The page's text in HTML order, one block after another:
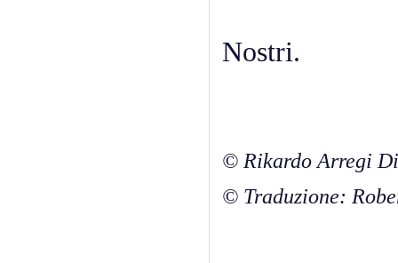
Nostri.
© Rikardo Arregi
© Traduzione: